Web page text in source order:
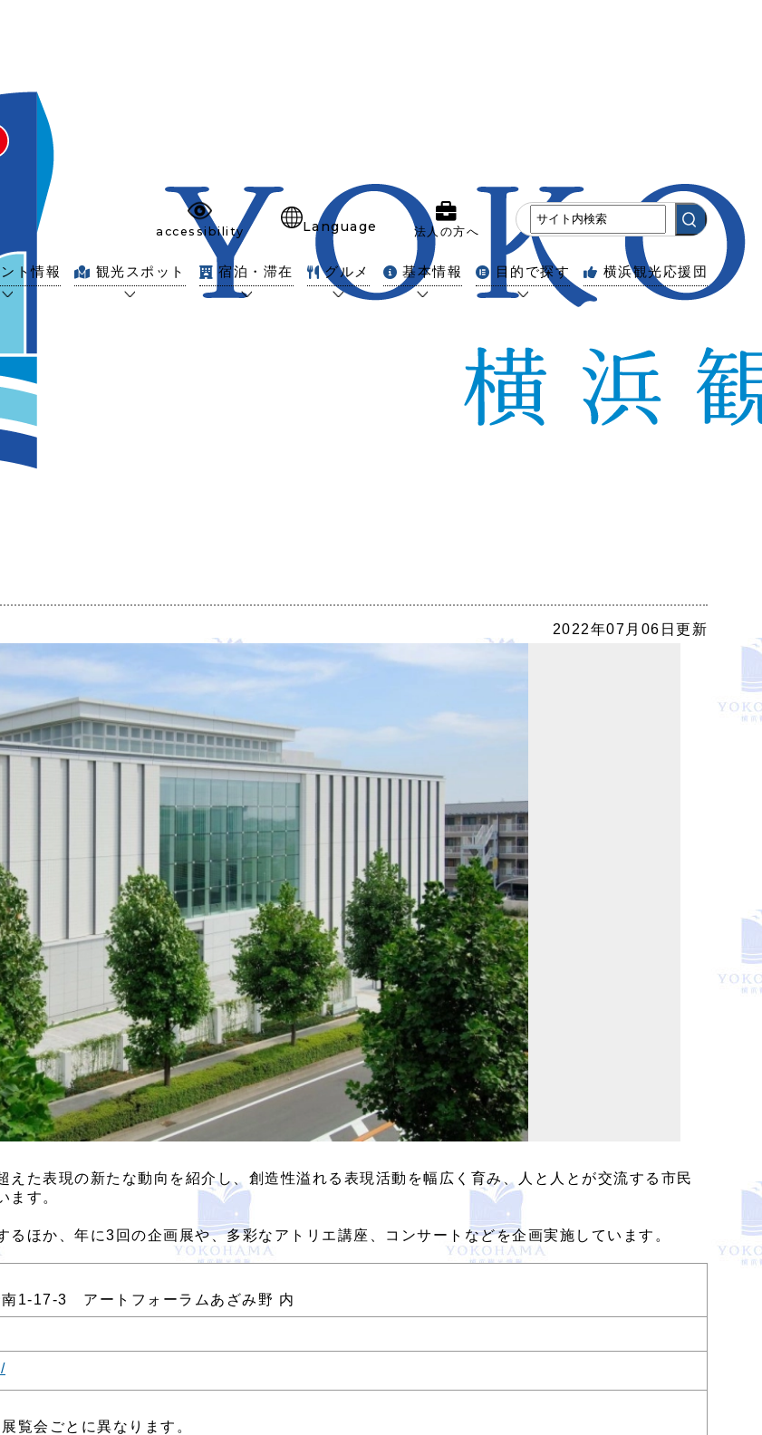
accessibility
Language
法人の方へ
ト情報 観光スポット 宿泊・滞在 グルメ 基本情報 目的で探す 横浜観光応援団
2022年07月06日更新
た表現の新たな動向を紹介し、創造性溢れる表現活動を幅広く育み、人と人とが交流する市民
ます。
ほか、年に3回の企画展や、多彩なアトリエ講座、コンサートなどを企画実施しています。
南1-17-3 アートフォーラムあざみ野 内
覧会ごとに異なります。